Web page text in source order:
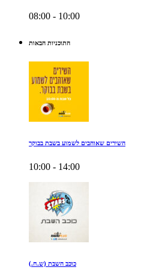
08:00 - 10:00
התוכניות הבאות
השירים שאוהבים לשמוע בשבת בבוקר
10:00 - 14:00
כוכב השבת (ש.ח.)